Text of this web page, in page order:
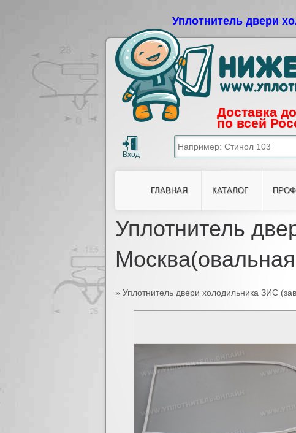
Уплотнитель двери
Доставка
по всей
ГЛАВНАЯ КАТАЛОГ
Уплотнитель
Вы здесь
» Уплотнитель двери холодильника ЗИС